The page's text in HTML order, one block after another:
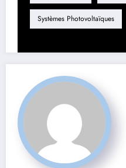
Systèmes Photovoltaïques